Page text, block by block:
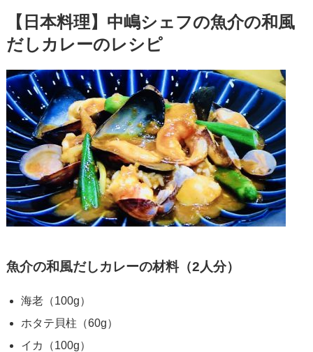
【日本料理】中嶋シェフの魚介の和風
だしカレーのレシピ
魚介の和風だしカレーの材料（2人分）
海老（100g）
ホタテ貝柱（60g）
イカ（100g）